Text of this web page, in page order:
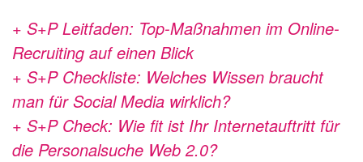
+ S+P Leitfaden: Top-Maßnahmen im Online-
Recruiting auf einen Blick
+ S+P Checkliste: Welches Wissen braucht
man für Social Media wirklich?
+ S+P Check: Wie fit ist Ihr Internetauftritt für
die Personalsuche Web 2.0?